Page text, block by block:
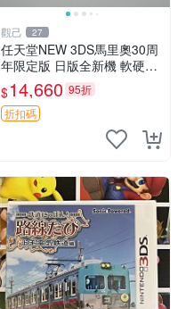
觀己 27
任天堂NEW 3DS馬里奧30周
年限定版 日版全新機 軟硬體
俱佳 馬里奧限定版 NEW 3D
S 日版未拆封 原廠包裝附送
配件 Nintendo NEW
$14,660 95折
折扣碼